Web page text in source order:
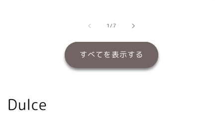
格
1/の
7
すべてを表示する
Dulce